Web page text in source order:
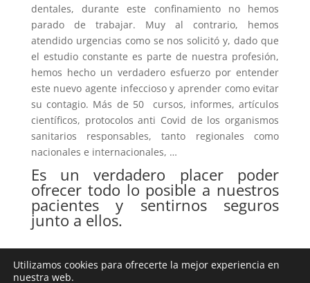
dentales, durante este confinamiento no hemos
parado de trabajar. Muy al contrario, hemos
atendido urgencias como se nos solicitó y, dado que
el estudio constante es parte de nuestra profesión,
hemos hecho un verdadero esfuerzo por entender
este nuevo agente infeccioso y aprender como evitar
su contagio. Más de 50 cursos, informes, artículos
científicos, protocolos anti Covid de los organismos
sanitarios responsables, tanto regionales como
nacionales e internacionales, …
Es un verdadero placer poder
ofrecer todo lo posible a nuestros
pacientes y sentirnos seguros
junto a ellos.
Utilizamos cookies para ofrecerte la mejor experiencia en
nuestra web.